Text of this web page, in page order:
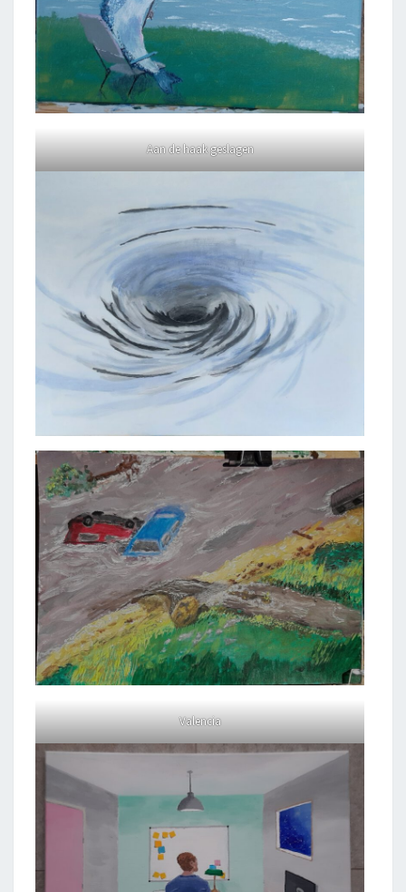
Aan de haak geslagen
Valencia